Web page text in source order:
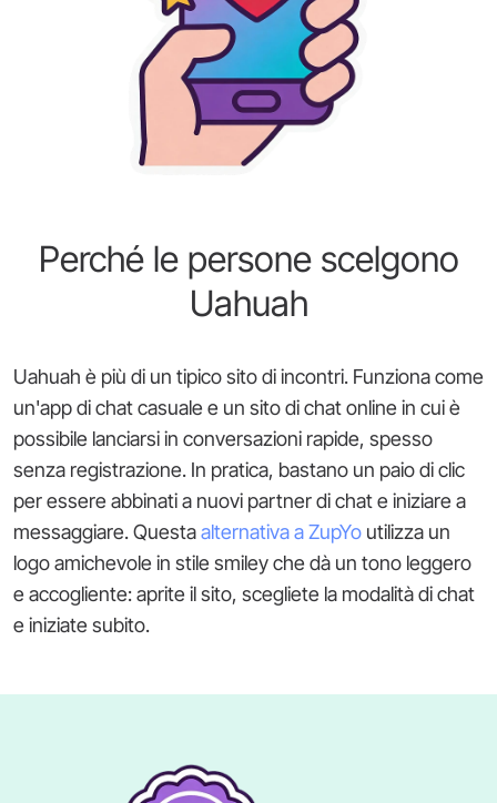
Perché le persone scelgono
Uahuah
Uahuah è più di un tipico sito di incontri. Funziona come
un'app di chat casuale e un sito di chat online in cui è
possibile lanciarsi in conversazioni rapide, spesso
senza registrazione. In pratica, bastano un paio di clic
per essere abbinati a nuovi partner di chat e iniziare a
messaggiare. Questaalternativa a ZupYo utilizza un
logo amichevole in stile smiley che dà un tono leggero
e accogliente: aprite il sito, scegliete la modalità di chat
e iniziate subito.